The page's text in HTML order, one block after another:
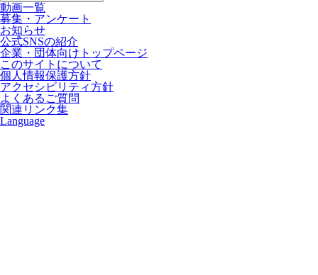
動画一覧
募集・アンケート
お知らせ
公式SNSの紹介
企業・団体向けトップページ
このサイトについて
個人情報保護方針
アクセシビリティ方針
よくあるご質問
関連リンク集
Language